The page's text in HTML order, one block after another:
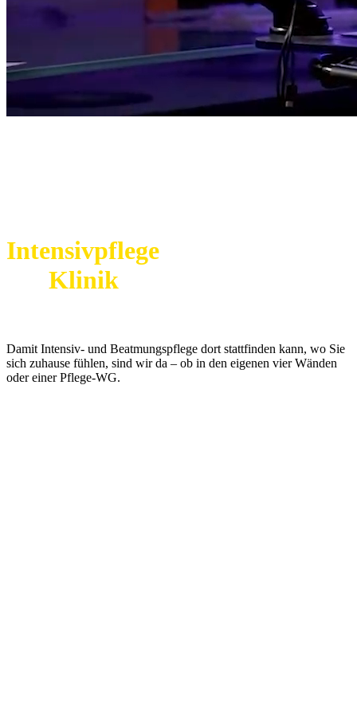
Intensivpflege
Klinik
Damit Intensiv- und Beatmungspflege dort stattfinden kann, wo Sie
sich zuhause fühlen, sind wir da – ob in den eigenen vier Wänden
oder einer Pflege-WG.